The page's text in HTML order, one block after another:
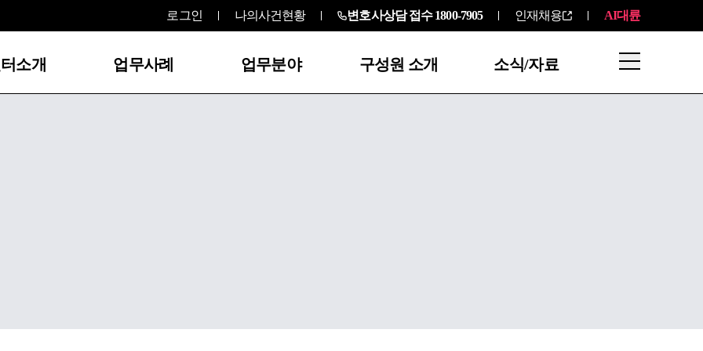
로그인 나의사건현황 변호사상담 접수 1800-7905 인재채용 AI대륜
소개 업무사례 업무분야 구성원 소개 소식/자료